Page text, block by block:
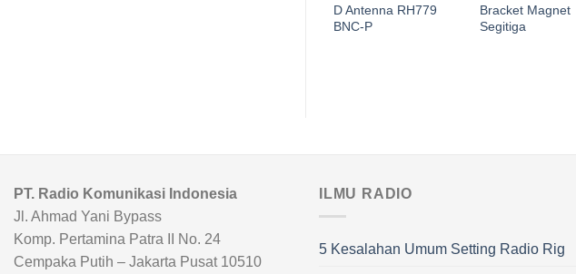
D Antenna RH779
BNC-P
Bracket Magnet
Segitiga
PT. Radio Komunikasi Indonesia
Jl. Ahmad Yani Bypass
Komp. Pertamina Patra II No. 24
Cempaka Putih – Jakarta Pusat 10510
ILMU RADIO
5 Kesalahan Umum Setting Radio Rig